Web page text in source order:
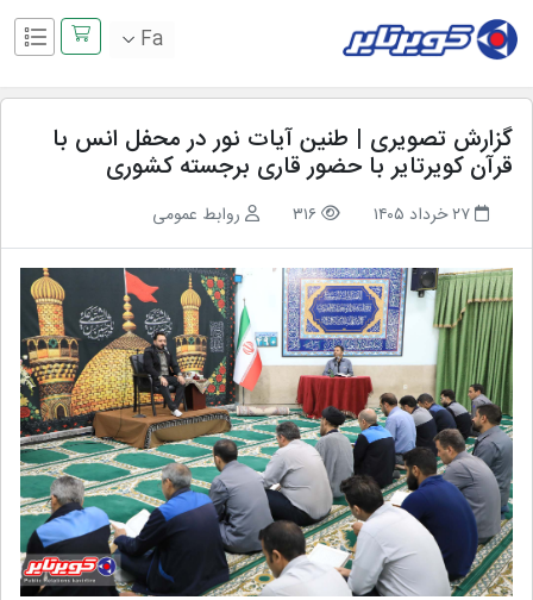
Fa
گزارش تصویری | طنین آیات نور در محفل انس با
قرآن کویرتایر با حضور قاری برجسته کشوری
۲۷ خرداد ۱۴۰۵ ۳۱۶ روابط عمومی